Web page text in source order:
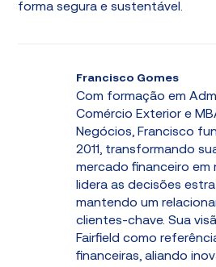
forma segura e sustentável.
Francisco Gomes
Com formação em
Comércio Exterior e
Negócios, Francisco
2011, transformando
mercado financeiro em
lidera as decisões
mantendo um
clientes-chave. Sua
Fairfield como
financeiras, aliando